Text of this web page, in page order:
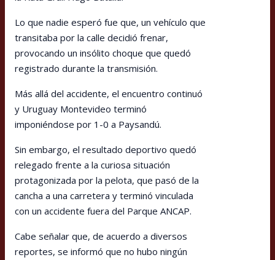
Lo que nadie esperó fue que, un vehículo que
transitaba por la calle decidió frenar,
provocando un insólito choque que quedó
registrado durante la transmisión.
Más allá del accidente, el encuentro continuó
y Uruguay Montevideo terminó
imponiéndose por 1-0 a Paysandú.
Sin embargo, el resultado deportivo quedó
relegado frente a la curiosa situación
protagonizada por la pelota, que pasó de la
cancha a una carretera y terminó vinculada
con un accidente fuera del Parque ANCAP.
Cabe señalar que, de acuerdo a diversos
reportes, se informó que no hubo ningún